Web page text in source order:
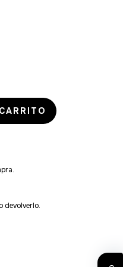
devolverlo.